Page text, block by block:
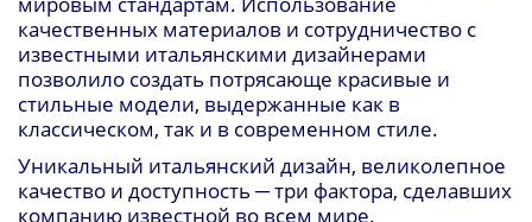
качественных материалов и сотрудничество с
известными итальянскими дизайнерами
позволило создать потрясающе красивые и
стильные модели, выдержанные как в
классическом, так и в современном стиле.
Уникальный итальянский дизайн, великолепное
качество и доступность ─ три фактора, сделавших
компанию известной во всем мире.